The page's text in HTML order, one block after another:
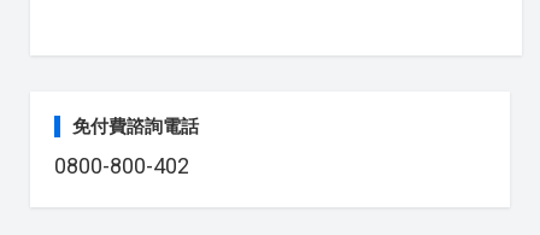
免付費諮詢電話
0800-800-402